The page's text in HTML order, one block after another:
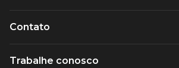
Contato
Trabalhe conosco